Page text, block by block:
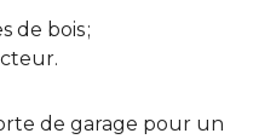
de bois ;
de garage pour un